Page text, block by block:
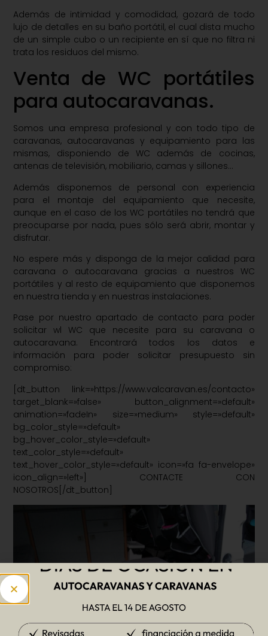
Además de intimidad y comodidad, gozará de todo
lujo de detalles en su baño portátil, el cual dista mucho
de un simple cubo o un recipiente en sí que no filtra ni
trata los residuos del mismo.
Venta de WC portátiles
para autocaravanas.
Somos una empresa profesional y con todo tipo de
caravanas, autocaravanas y equipamiento para las
mismas, disponiendo de WC además de cocinas,
antenas de televisión, mobiliario, camas y sillones…
Además disponemos de personal con experiencia
para el montaje del equipamiento que necesite,
aunque en el caso de los WC portátiles no tendrá que
preocuparse por nada, pues sólo será abrir, montar y
disfrutar.
No espere más y disponga de la mejor calidad para
caravana o autocaravana gracias a nuestros WC
portátiles y al resto de equipamiento que disponemos
en nuestra tienda y en nuestras instalaciones.
Pase por nuestro apartado de contacto para poder
solicitar wl WC que necesite para su caravana o
autocaravana. Encontrará todos los datos e
información para poder solicitar presupuesto sin
compromiso:
[dt_button link=»https://www.valcaravan.es/contacto»
target_blank=»false» button_alignment=»default»
animation=»fadeIn» size=»medium» style=»default»
bg_color_style=»default»
bg_hover_color_style=»default»
text_color_style=»default»
text_hover_color_style=»default» icon=»fa fa-envelope»
icon_align=»left»] CONTACTE CON
NOSOTROS[/dt_button]